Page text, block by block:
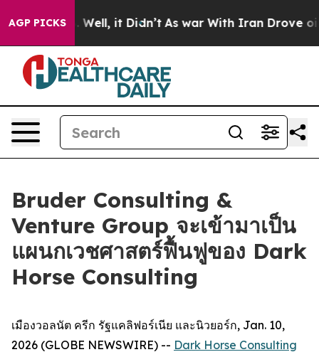
AGP PICKS
40%. Well, it Didn’t As war With Iran Drove oil
Bruder Consulting &
Venture Group จะเข้ามาเป็น
แผนกเวชศาสตร์ฟื้นฟูของ Dark
Horse Consulting
เมืองวอลนัต ครีก รัฐแคลิฟอร์เนีย และนิวยอร์ก, Jan. 10,
2026 (GLOBE NEWSWIRE) -- Dark Horse Consulting